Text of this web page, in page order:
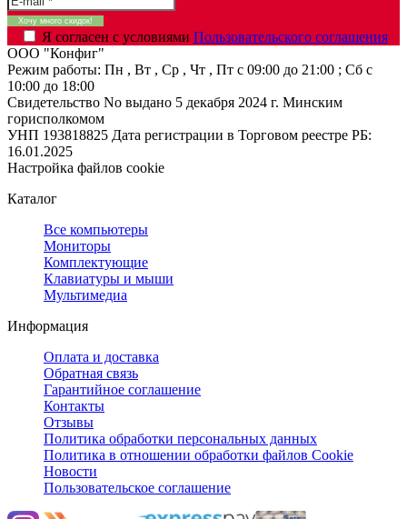
Я согласен с условиями Пользовательского соглашения
ООО "Конфиг"
Режим работы: Пн , Вт , Ср , Чт , Пт c 09:00 до 21:00 ; Сб c
10:00 до 18:00
Свидетельство No выдано 5 декабря 2024 г. Минским
горисполкомом
УНП 193818825 Дата регистрации в Торговом реестре РБ:
16.01.2025
Настройка файлов cookie
Каталог
Все компьютеры
Мониторы
Комплектующие
Клавиатуры и мыши
Мультимедиа
Информация
Оплата и доставка
Обратная связь
Гарантийное соглашение
Контакты
Отзывы
Политика обработки персональных данных
Политика в отношении обработки файлов Cookie
Новости
Пользовательское соглашение